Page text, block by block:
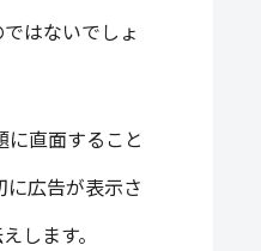
はないでしょ
直面すること
広告が表示さ
します。